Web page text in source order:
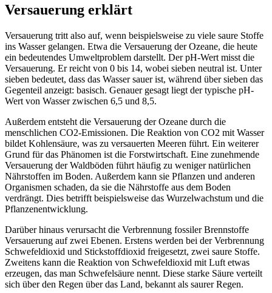
Versauerung erklärt
Versauerung tritt also auf, wenn beispielsweise zu viele saure Stoffe
ins Wasser gelangen. Etwa die Versauerung der Ozeane, die heute
ein bedeutendes Umweltproblem darstellt. Der pH-Wert misst die
Versauerung. Er reicht von 0 bis 14, wobei sieben neutral ist. Unter
sieben bedeutet, dass das Wasser sauer ist, während über sieben das
Gegenteil anzeigt: basisch. Genauer gesagt liegt der typische pH-
Wert von Wasser zwischen 6,5 und 8,5.
Außerdem entsteht die Versauerung der Ozeane durch die
menschlichen CO2-Emissionen. Die Reaktion von CO2 mit Wasser
bildet Kohlensäure, was zu versauerten Meeren führt. Ein weiterer
Grund für das Phänomen ist die Forstwirtschaft. Eine zunehmende
Versauerung der Waldböden führt häufig zu weniger natürlichen
Nährstoffen im Boden. Außerdem kann sie Pflanzen und anderen
Organismen schaden, da sie die Nährstoffe aus dem Boden
verdrängt. Dies betrifft beispielsweise das Wurzelwachstum und die
Pflanzenentwicklung.
Darüber hinaus verursacht die Verbrennung fossiler Brennstoffe
Versauerung auf zwei Ebenen. Erstens werden bei der Verbrennung
Schwefeldioxid und Stickstoffdioxid freigesetzt, zwei saure Stoffe.
Zweitens kann die Reaktion von Schwefeldioxid mit Luft etwas
erzeugen, das man Schwefelsäure nennt. Diese starke Säure verteilt
sich über den Regen über das Land, bekannt als saurer Regen.